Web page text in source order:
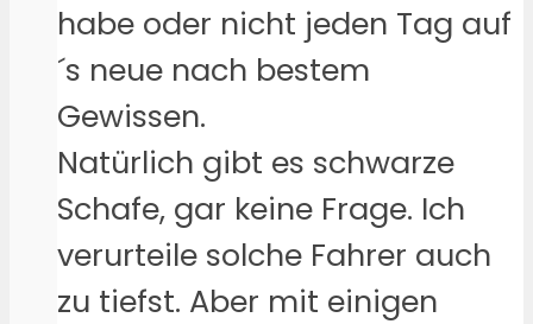
habe oder nicht jeden Tag auf
´s neue nach bestem
Gewissen.
Natürlich gibt es schwarze
Schafe, gar keine Frage. Ich
verurteile solche Fahrer auch
zu tiefst. Aber mit einigen